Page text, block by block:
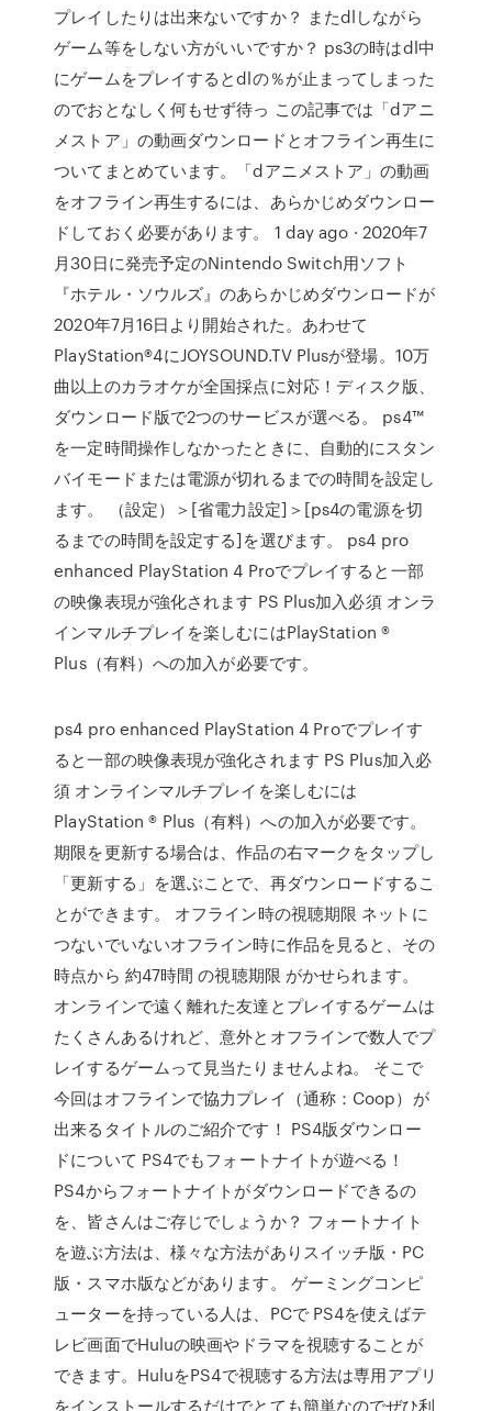
プレイしたりは出来ないですか？ またdlしながら
ゲーム等をしない方がいいですか？ ps3の時はdl中
にゲームをプレイするとdlの％が止まってしまった
のでおとなしく何もせず待っ この記事では「dアニ
メストア」の動画ダウンロードとオフライン再生に
ついてまとめています。「dアニメストア」の動画
をオフライン再生するには、あらかじめダウンロー
ドしておく必要があります。 1 day ago · 2020年7
月30日に発売予定のNintendo Switch用ソフト
『ホテル・ソウルズ』のあらかじめダウンロードが
2020年7月16日より開始された。あわせて
PlayStation®4にJOYSOUND.TV Plusが登場。10万
曲以上のカラオケが全国採点に対応！ディスク版、
ダウンロード版で2つのサービスが選べる。 ps4™
を一定時間操作しなかったときに、自動的にスタン
バイモードまたは電源が切れるまでの時間を設定し
ます。 （設定）＞[省電力設定]＞[ps4の電源を切
るまでの時間を設定する]を選びます。 ps4 pro
enhanced PlayStation 4 Proでプレイすると一部
の映像表現が強化されます PS Plus加入必須 オンラ
インマルチプレイを楽しむにはPlayStation ®
Plus（有料）への加入が必要です。
ps4 pro enhanced PlayStation 4 Proでプレイす
ると一部の映像表現が強化されます PS Plus加入必
須 オンラインマルチプレイを楽しむには
PlayStation ® Plus（有料）への加入が必要です。
期限を更新する場合は、作品の右マークをタップし
「更新する」を選ぶことで、再ダウンロードするこ
とができます。 オフライン時の視聴期限 ネットに
つないでいないオフライン時に作品を見ると、その
時点から 約47時間 の視聴期限 がかせられます。
オンラインで遠く離れた友達とプレイするゲームは
たくさんあるけれど、意外とオフラインで数人でプ
レイするゲームって見当たりませんよね。 そこで
今回はオフラインで協力プレイ（通称：Coop）が
出来るタイトルのご紹介です！ PS4版ダウンロー
ドについて PS4でもフォートナイトが遊べる！
PS4からフォートナイトがダウンロードできるの
を、皆さんはご存じでしょうか？ フォートナイト
を遊ぶ方法は、様々な方法がありスイッチ版・PC
版・スマホ版などがあります。 ゲーミングコンピ
ューターを持っている人は、PCで PS4を使えばテ
レビ画面でHuluの映画やドラマを視聴することが
できます。HuluをPS4で視聴する方法は専用アプリ
をインストールするだけでとても簡単なのでぜひ利